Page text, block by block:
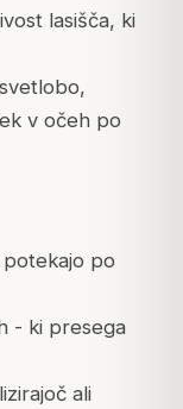
lasišča, ki
v očeh po
potekajo po
- ki presega
ali